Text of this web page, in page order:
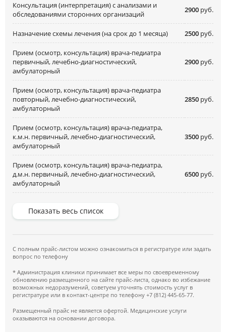
Консультация (интерпретация) с анализами и
обследованиями сторонних организаций
2900 руб.
Назначение схемы лечения (на срок до 1 месяца) 2500 руб.
Прием (осмотр, консультация) врача-педиатра
первичный, лечебно-диагностический,
амбулаторный
2900 руб.
Прием (осмотр, консультация) врача-педиатра
повторный, лечебно-диагностический,
амбулаторный
2850 руб.
Прием (осмотр, консультация) врача-педиатра,
к.м.н. первичный, лечебно-диагностический,
амбулаторный
3500 руб.
Прием (осмотр, консультация) врача-педиатра,
д.м.н. первичный, лечебно-диагностический,
амбулаторный
6500 руб.
Показать весь список
С полным прайс-листом можно ознакомиться в регистратуре или задать
вопрос по телефону
* Администрация клиники принимает все меры по своевременному
обновлению размещенного на сайте прайс-листа, однако во избежание
возможных недоразумений, советуем уточнять стоимость услуг в
регистратуре или в контакт-центре по телефону +7 (812) 445-65-77.
Размещенный прайс не является офертой. Медицинские услуги
оказываются на основании договора.